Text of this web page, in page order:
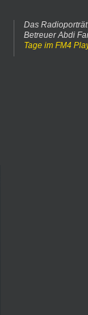
Das
Betreuer Abdi
Tage im FM4